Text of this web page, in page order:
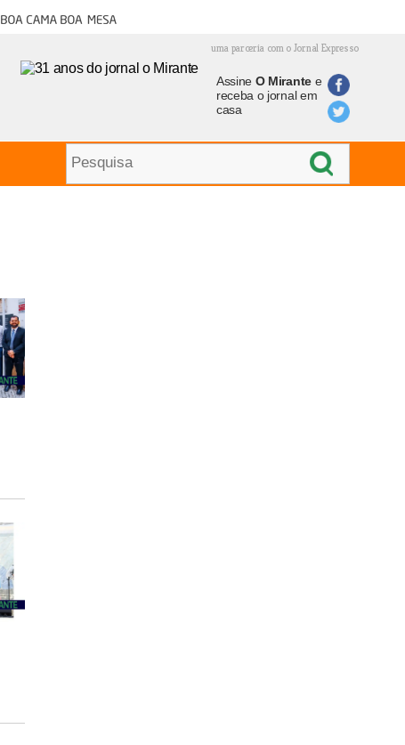
Boa cama boa mesa
uma parceria com o Jornal Expresso
Assine O Mirantee
receba o jornal em
casa